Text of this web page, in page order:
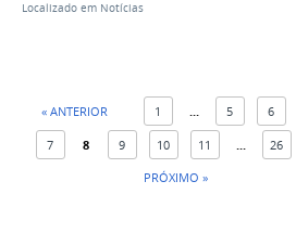
Localizado em Notícias
« ANTERIOR 1 ... 5 6
7 8 9 10 11 ...
26
PRÓXIMO »